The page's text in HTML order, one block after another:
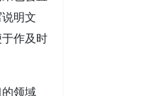
明文
作及时
领域